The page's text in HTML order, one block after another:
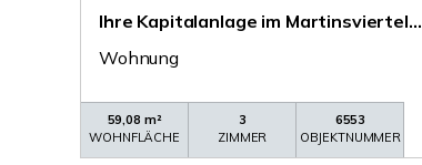
Ihre Kapitalanlage im Martinsviertel...
Wohnung
59,08 m²
WOHNFLÄCHE
3
ZIMMER
6553
OBJEKTNUMMER